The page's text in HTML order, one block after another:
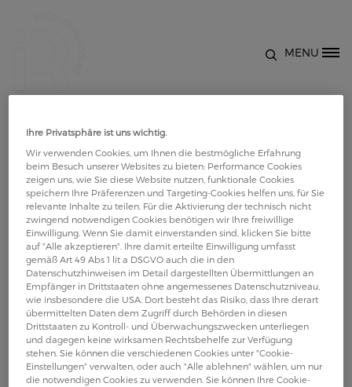
MENU
Podcast mit Dr. Barbara
Jahelka: Was ist Psoriasis-
Arthritis?
Wir haben mit Frau Dr. Barbara Jahelka gesprochen
und Sie zum Thema Psoriasis-Arthritis befragt.
Was ist Psoriasis-Arthritis überhaupt? Welche
Symptome gibt es und wie kann man die
Psoriasis-Arthritis behandeln. Hören Sie hier die
spannenden Antworten.
Ihre Privatsphäre ist uns wichtig.
Wir verwenden Cookies, um Ihnen die bestmögliche Erfahrung
beim Besuch unserer Websites zu bieten: Performance Cookies
zeigen uns, wie Sie diese Website nutzen, funktionale Cookies
speichern Ihre Präferenzen und Targeting-Cookies helfen uns, für Sie
relevante Inhalte zu teilen. Für die Aktivierung der technisch nicht
zwingend notwendigen Cookies benötigen wir Ihre freiwillige
Einwilligung. Wenn Sie damit einverstanden sind, klicken Sie bitte
auf "Alle akzeptieren". Ihre damit erteilte Einwilligung umfasst
gemäß Art 49 Abs 1 lit a DSGVO auch die in den
Datenschutzhinweisen im Detail dargestellten Übermittlungen an
Empfänger in Drittstaaten ohne angemessenes Datenschutzniveau,
wie insbesondere die USA. Dort besteht das Risiko, dass Ihre derart
übermittelten Daten dem Zugriff durch Behörden in diesen
Drittstaaten zu Kontroll- und Überwachungszwecken unterliegen
und dagegen keine wirksamen Rechtsbehelfe zur Verfügung
stehen. Sie können die verschiedenen Cookies unter "Cookie-
Einstellungen" verwalten, oder auch "Alle ablehnen" wählen, um nur
die notwendigen Cookies zu verwenden. Sie können Ihre Cookie-